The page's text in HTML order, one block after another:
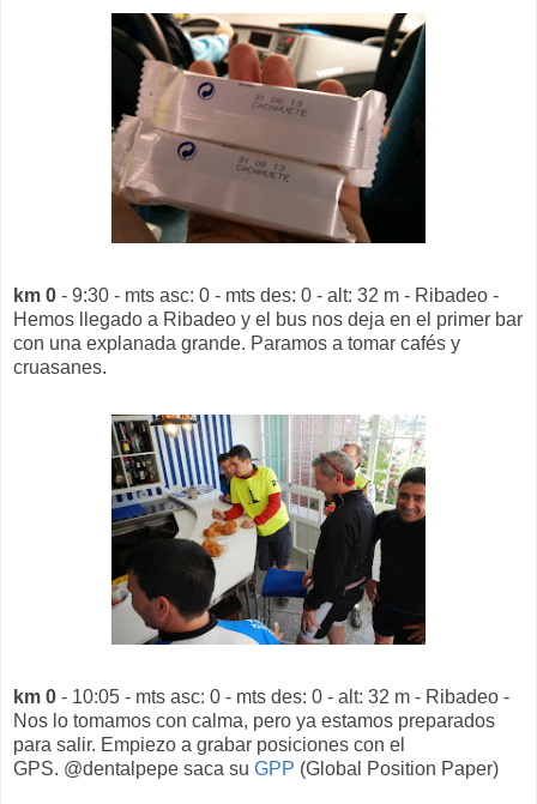
km 0 - 9:30 - mts asc: 0 - mts des: 0 - alt: 32 m - Ribadeo -
Hemos llegado a Ribadeo y el bus nos deja en el primer bar
con una explanada grande. Paramos a tomar cafés y
cruasanes.
km 0 - 10:05 - mts asc: 0 - mts des: 0 - alt: 32 m - Ribadeo -
Nos lo tomamos con calma, pero ya estamos preparados
para salir. Empiezo a grabar posiciones con el
GPS. @dentalpepe saca su GPP (Global Position Paper)